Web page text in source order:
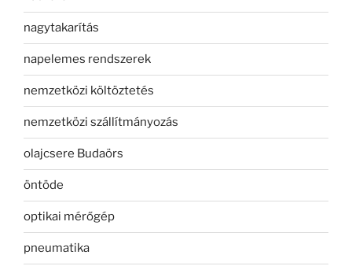
nagytakarítás
napelemes rendszerek
nemzetközi költöztetés
nemzetközi szállítmányozás
olajcsere Budaörs
öntöde
optikai mérőgép
pneumatika